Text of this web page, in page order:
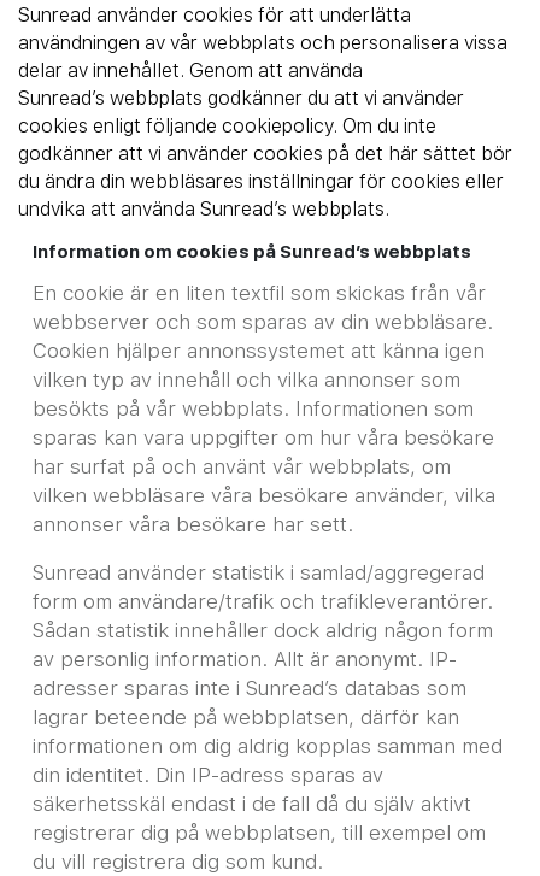
Sunread använder cookies för att underlätta
användningen av vår webbplats och personalisera vissa
delar av innehållet. Genom att använda
Sunread’s webbplats godkänner du att vi använder
cookies enligt följande cookiepolicy. Om du inte
godkänner att vi använder cookies på det här sättet bör
du ändra din webbläsares inställningar för cookies eller
undvika att använda Sunread’s webbplats.
Information om cookies på Sunread’s webbplats
En cookie är en liten textfil som skickas från vår
webbserver och som sparas av din webbläsare.
Cookien hjälper annonssystemet att känna igen
vilken typ av innehåll och vilka annonser som
besökts på vår webbplats. Informationen som
sparas kan vara uppgifter om hur våra besökare
har surfat på och använt vår webbplats, om
vilken webbläsare våra besökare använder, vilka
annonser våra besökare har sett.
Sunread använder statistik i samlad/aggregerad
form om användare/trafik och trafikleverantörer.
Sådan statistik innehåller dock aldrig någon form
av personlig information. Allt är anonymt. IP-
adresser sparas inte i Sunread’s databas som
lagrar beteende på webbplatsen, därför kan
informationen om dig aldrig kopplas samman med
din identitet. Din IP-adress sparas av
säkerhetsskäl endast i de fall då du själv aktivt
registrerar dig på webbplatsen, till exempel om
du vill registrera dig som kund.